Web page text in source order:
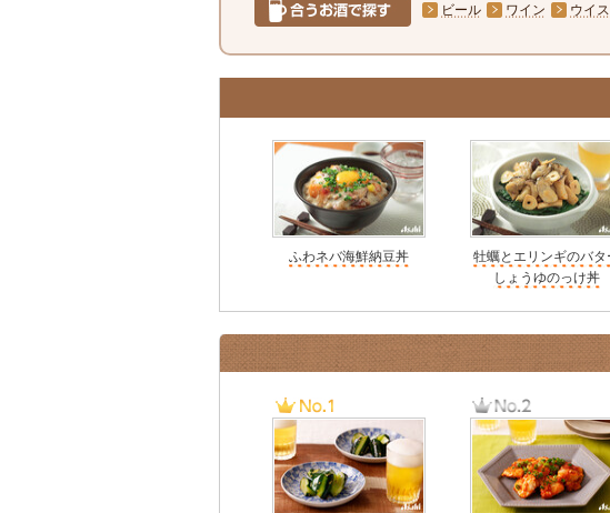
ビール ワイン
ウイ
ふわネバ海鮮納豆丼
牡蠣とエリンギのバタ
しょうゆのっけ丼